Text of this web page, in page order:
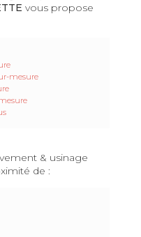
vous propose
mesure
& usinage
de :